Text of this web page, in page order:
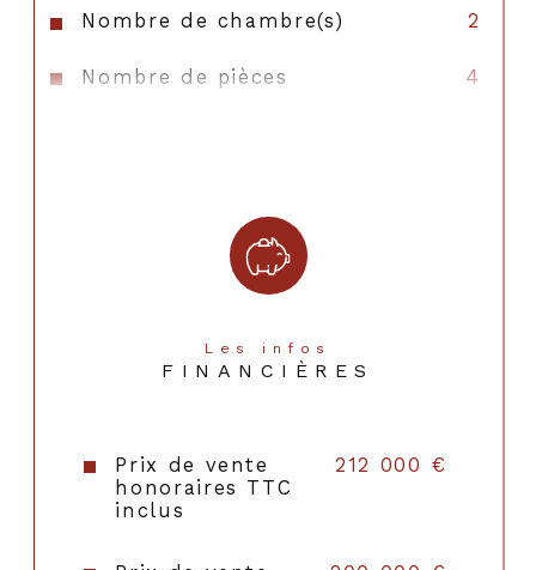
Nombre de chambre(s) 2
Nombre de pièces 4
Type de cuisine
Mode de chauffage
Format de chauffage Individuel
Les infos
FINANCIÈRES
Prix de vente
honoraires TTC
inclus
212 000 €